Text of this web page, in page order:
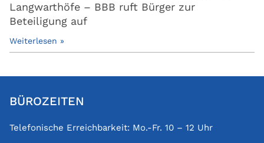
Langwarthöfe – BBB ruft Bürger zur
Beteiligung auf
Weiterlesen »
BÜROZEITEN
Telefonische Erreichbarkeit: Mo.-Fr. 10 – 12 Uhr